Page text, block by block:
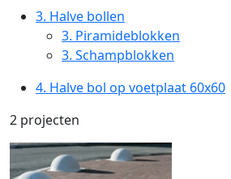
3. Halve bollen
3. Piramideblokken
3. Schampblokken
4. Halve bol op voetplaat 60x60
2 projecten